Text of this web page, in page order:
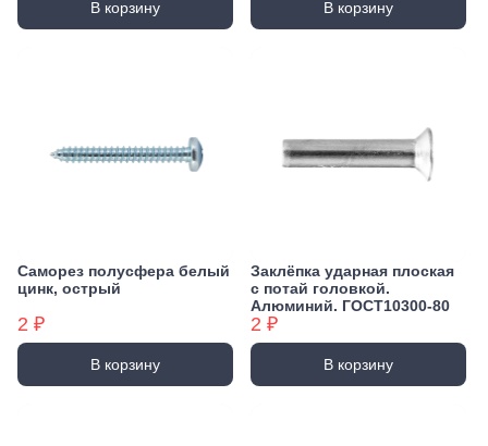
В корзину В корзину
Саморез полусфера белый
цинк, острый
2 ₽
В корзину
Заклёпка ударная плоская
с потай головкой.
Алюминий. ГОСТ10300-80
2 ₽
В корзину